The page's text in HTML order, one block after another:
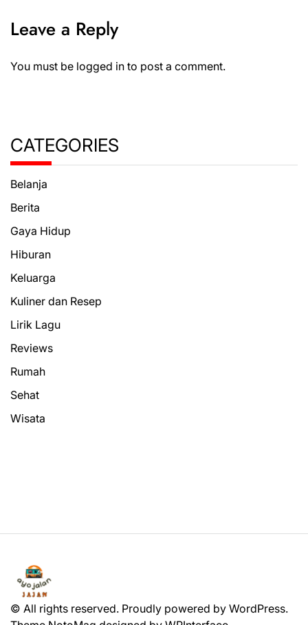
Leave a Reply
You must be logged in to post a comment.
CATEGORIES
Belanja
Berita
Gaya Hidup
Hiburan
Keluarga
Kuliner dan Resep
Lirik Lagu
Reviews
Rumah
Sehat
Wisata
© All rights reserved. Proudly powered by WordPress.